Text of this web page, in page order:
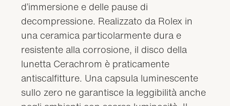
d’immersione e delle pause di
decompressione. Realizzato da Rolex in
una ceramica particolarmente dura e
resistente alla corrosione, il disco della
lunetta Cerachrom è praticamente
antiscalfitture. Una capsula luminescente
sullo zero ne garantisce la leggibilità anche